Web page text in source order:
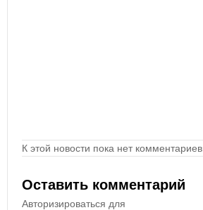
К этой новости пока нет комментариев.
Оставить комментарий
Авторизироваться для